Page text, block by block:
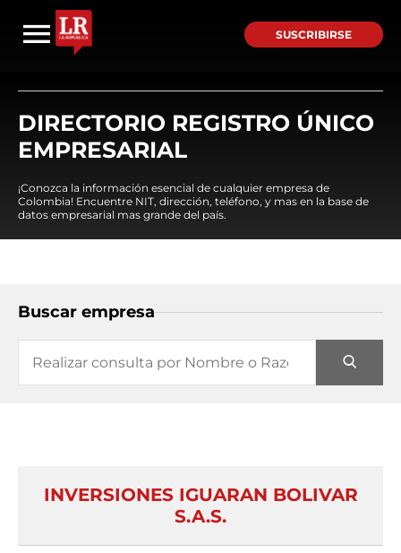
SUSCRIBIRSE
DIRECTORIO REGISTRO ÚNICO
EMPRESARIAL
¡Conozca la información esencial de cualquier empresa de
Colombia! Encuentre NIT, dirección, teléfono, y mas en la base de
datos empresarial mas grande del país.
Buscar empresa
INVERSIONES IGUARAN BOLIVAR
S.A.S.